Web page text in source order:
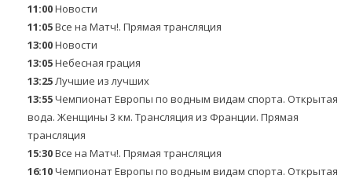
11:00Новости
11:05Все на Матч!. Прямая трансляция
13:00Новости
13:05Небесная грация
13:25 Лучшие из лучших
13:55Чемпионат Европы по водным видам спорта. Открытая
вода. Женщины 3 км. Трансляция из Франции. Прямая
трансляция
15:30Все на Матч!. Прямая трансляция
16:10Чемпионат Европы по водным видам спорта. Открытая